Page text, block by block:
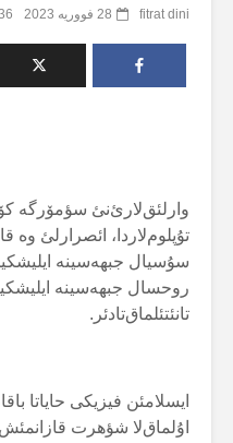
fitrat dini 28 فووریه 2023 36
وارلئق‌لارئ‌نئ سؤمۆرگە
تۇپلوم‌لاردا، ائصرارلئ وە
سۇسیال جبهەسینە
روحسال جبهەسینە
تانئتئلماق‌تادئر.
ایسلامئن فیزیکی حایاتا
اۇلماق‌لا شؤهرت قازانمئش